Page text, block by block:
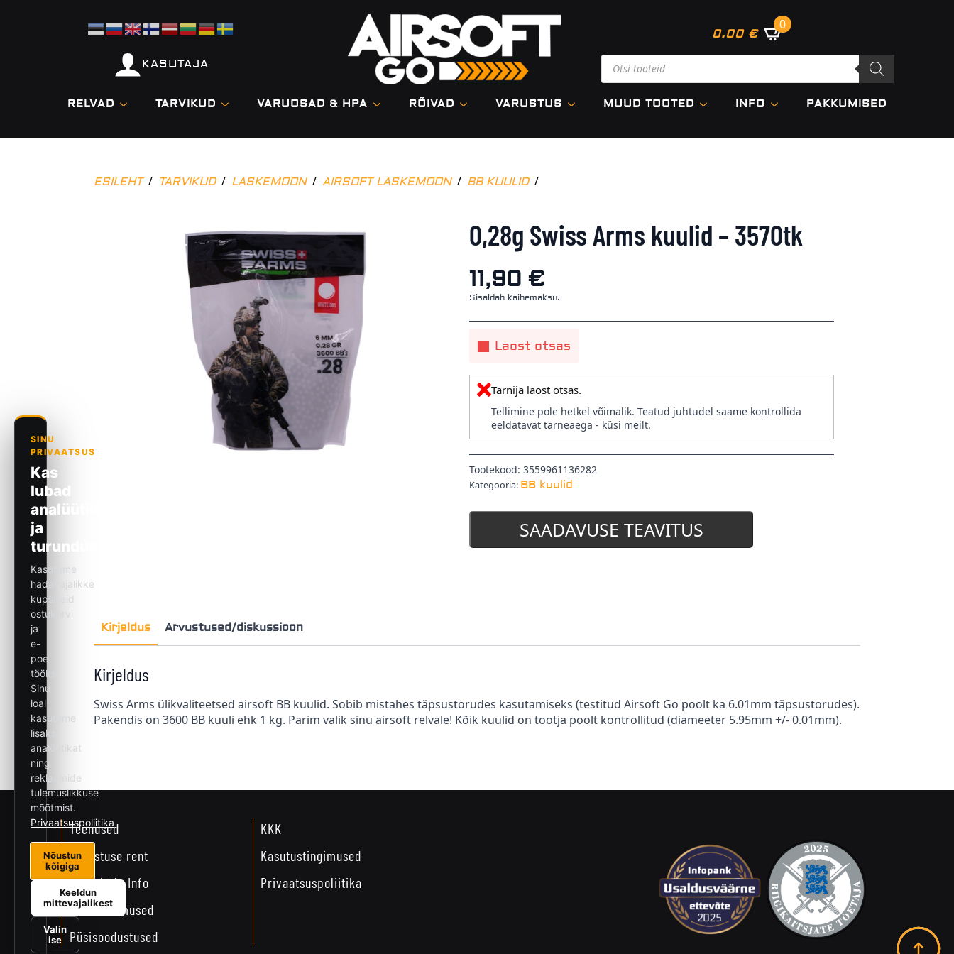
KASUTAJA
0.00 €
0
Products
search
RELVAD TARVIKUD VARUOSAD & HPA RÕIVAD VARUSTUS MUUD TOOTED INFO PAKKUMISED
ESILEHT TARVIKUD LASKEMOON AIRSOFT LASKEMOON BB KUULID
0,28g Swiss Arms kuulid – 3570tk
11,90 €
Sisaldab käibemaksu.
Laost otsas
Tarnija laost otsas.
Tellimine pole hetkel võimalik. Teatud juhtudel saame kontrollida
eeldatavat tarneaega - küsi meilt.
Tootekood: 3559961136282
Kategooria: BB kuulid
SAADAVUSE TEAVITUS
Kirjeldus Arvustused/diskussioon
Kirjeldus
Swiss Arms ülikvaliteetsed airsoft BB kuulid. Sobib mistahes täpsustorudes kasutamiseks (testitud Airsoft Go poolt ka 6.01mm täpsustorudes).
Pakendis on 3600 BB kuuli ehk 1 kg. Parim valik sinu airsoft relvale! Kõik kuulid on tootja poolt kontrollitud (diameeter 5.95mm +/- 0.01mm).
Teenused
Varustuse rent
Kontakt ja Info
Järeltellimused
Püsisoodustused
KKK
Kasutustingimused
Privaatsuspoliitika